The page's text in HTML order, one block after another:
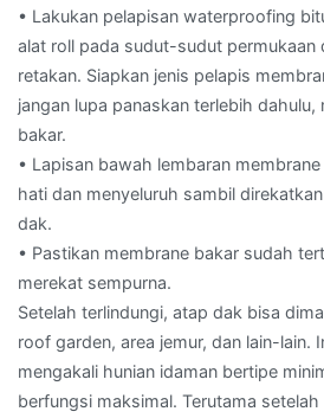
• Lakukan pelapisan waterproofing
alat roll pada sudut-sudut permukaan
retakan. Siapkan jenis pelapis
jangan lupa panaskan terlebih
bakar.
• Lapisan bawah lembaran
hati dan menyeluruh sambil
dak.
• Pastikan membrane bakar sudah
merekat sempurna.
Setelah terlindungi, atap dak bisa
roof garden, area jemur, dan lain-lain.
mengakali hunian idaman bertipe
berfungsi maksimal. Terutama